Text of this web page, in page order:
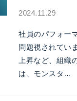
2024.11.29
社員のパフォー
問題視されてい
上昇など、組織
は、モンスタ…